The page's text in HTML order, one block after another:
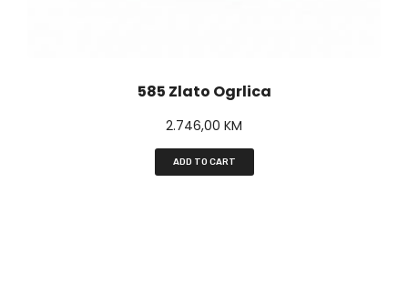
585 Zlato Ogrlica
2.746,00 KM
ADD TO CART